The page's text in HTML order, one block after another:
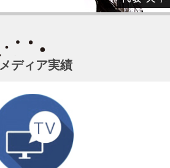
メディア実績